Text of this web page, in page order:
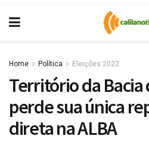
Home Política Eleições 2022
Território da Bacia
perde sua única
direta na ALBA